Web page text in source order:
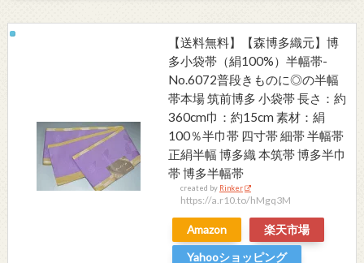
【送料無料】【森博多織元】博
多小袋帯（絹100%）半幅帯-
No.6072普段きものに◎の半幅
帯本場 筑前博多 小袋帯 長さ：約
360cm巾：約15cm 素材：絹
100％半巾帯 四寸帯 細帯 半幅帯
正絹半幅 博多織 本筑帯 博多半巾
帯 博多半幅帯
created by Rinker
https://a.r10.to/hMgq3M
Amazon
楽天市場
Yahooショッピング